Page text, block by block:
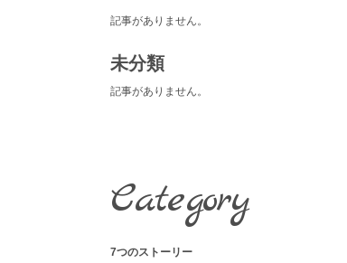
記事がありません。
未分類
記事がありません。
Category
7つのストーリー